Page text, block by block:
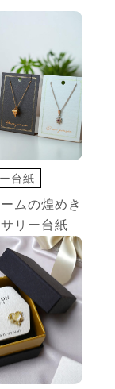
台紙
ン
ムの煌めき
リー台紙